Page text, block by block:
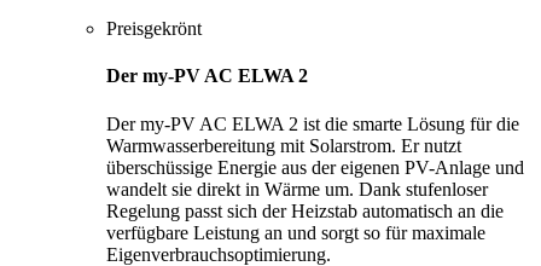
Preisgekrönt
Der my-PV AC ELWA 2
Der my-PV AC ELWA 2 ist die smarte Lösung für die
Warmwasserbereitung mit Solarstrom. Er nutzt
überschüssige Energie aus der eigenen PV-Anlage und
wandelt sie direkt in Wärme um. Dank stufenloser
Regelung passt sich der Heizstab automatisch an die
verfügbare Leistung an und sorgt so für maximale
Eigenverbrauchsoptimierung.